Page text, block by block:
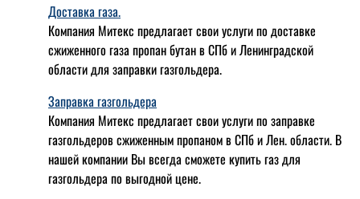
Доставка газа.
Компания Митекс предлагает свои услуги по доставке
сжиженного газа пропан бутан в СПб и Ленинградской
области для заправки газгольдера.
Заправка газгольдера
Компания Митекс предлагает свои услуги по заправке
газгольдеров сжиженным пропаном в СПб и Лен. области. В
нашей компании Вы всегда сможете купить газ для
газгольдера по выгодной цене.